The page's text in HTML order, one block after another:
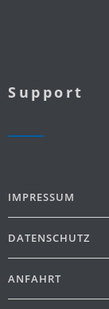
Support
IMPRESSUM
DATENSCHUTZ
ANFAHRT